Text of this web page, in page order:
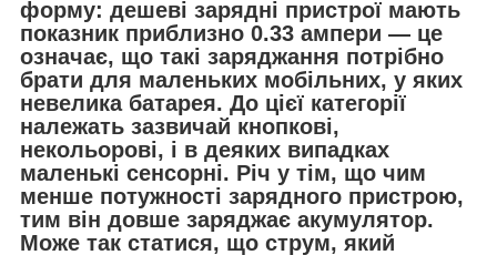
форму: дешеві зарядні пристрої мають
показник приблизно 0.33 ампери — це
означає, що такі заряджання потрібно
брати для маленьких мобільних, у яких
невелика батарея. До цієї категорії
належать зазвичай кнопкові,
некольорові, і в деяких випадках
маленькі сенсорні. Річ у тім, що чим
менше потужності зарядного пристрою,
тим він довше заряджає акумулятор.
Може так статися, що струм, який